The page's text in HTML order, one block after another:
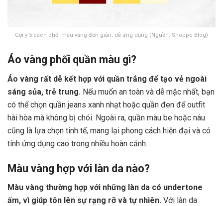
Gợi ý 5 cách phối màu vàng đơn giản, dễ ứng dụng (Nguồn: Shoppe Blog)
Áo vàng phối quần màu gì?
Áo vàng rất dễ kết hợp với quần trắng để tạo vẻ ngoài
sáng sủa, trẻ trung. Nếu muốn an toàn và dễ mặc nhất, bạn
có thể chọn quần jeans xanh nhạt hoặc quần đen để outfit
hài hòa mà không bị chói. Ngoài ra, quần màu be hoặc nâu
cũng là lựa chọn tinh tế, mang lại phong cách hiện đại và có
tính ứng dụng cao trong nhiều hoàn cảnh.
Màu vàng hợp với làn da nào?
Màu vàng thường hợp với những làn da có undertone
ấm, vì giúp tôn lên sự rạng rỡ và tự nhiên. Với làn da